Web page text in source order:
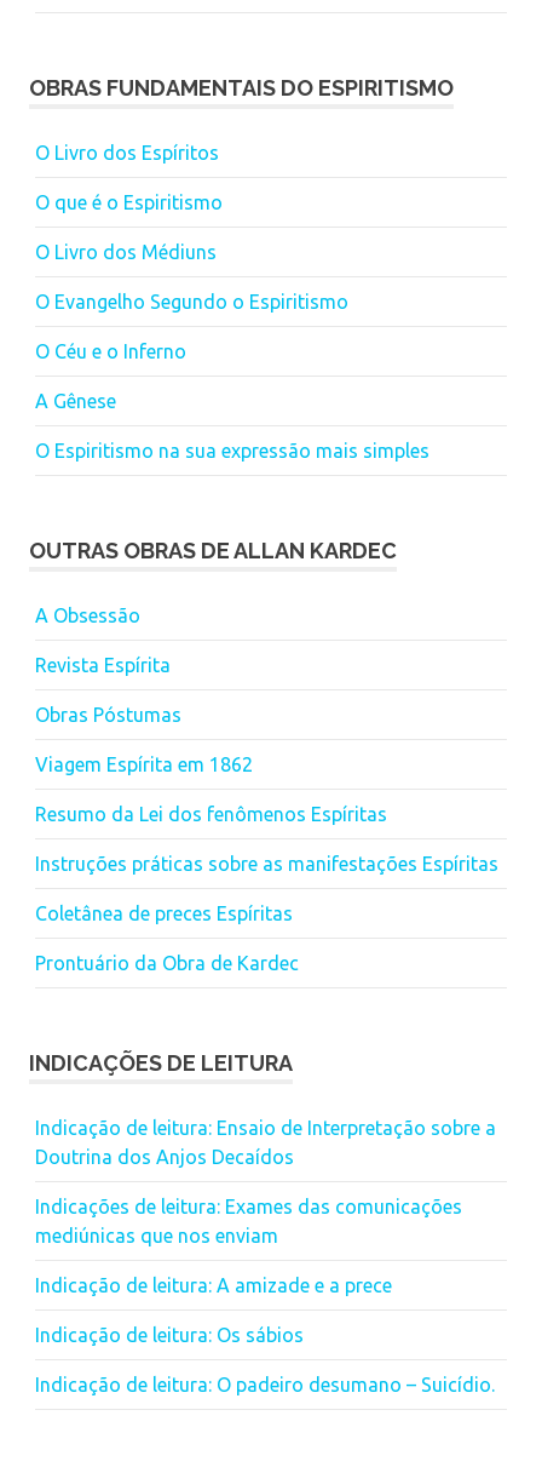
OBRAS FUNDAMENTAIS DO ESPIRITISMO
O Livro dos Espíritos
O que é o Espiritismo
O Livro dos Médiuns
O Evangelho Segundo o Espiritismo
O Céu e o Inferno
A Gênese
O Espiritismo na sua expressão mais simples
OUTRAS OBRAS DE ALLAN KARDEC
A Obsessão
Revista Espírita
Obras Póstumas
Viagem Espírita em 1862
Resumo da Lei dos fenômenos Espíritas
Instruções práticas sobre as manifestações Espíritas
Coletânea de preces Espíritas
Prontuário da Obra de Kardec
INDICAÇÕES DE LEITURA
Indicação de leitura: Ensaio de Interpretação sobre a
Doutrina dos Anjos Decaídos
Indicações de leitura: Exames das comunicações
mediúnicas que nos enviam
Indicação de leitura: A amizade e a prece
Indicação de leitura: Os sábios
Indicação de leitura: O padeiro desumano – Suicídio.